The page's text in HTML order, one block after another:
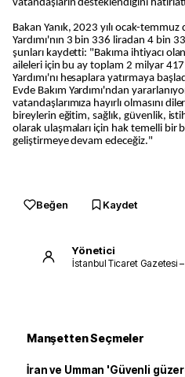
vatandaşların desteklendiğini
Bakan Yanık, 2023 yılı ocak-temmuz
Yardımı'nın 3 bin 336 liradan 4 bin
şunları kaydetti: "Bakıma ihtiyacı
aileleri için bu ay toplam 2 milyar
Yardımı'nı hesaplara yatırmaya
Evde Bakım Yardımı'ndan
vatandaşlarımıza hayırlı olmasını
bireylerin eğitim, sağlık, güvenlik,
olarak ulaşmaları için hak temelli bir
geliştirmeye devam edeceğiz."
Beğen Kaydet
Yönetici
İstanbul Ticaret Gazetesi
Manşetten Seçmeler
İran ve Umman 'Güvenli